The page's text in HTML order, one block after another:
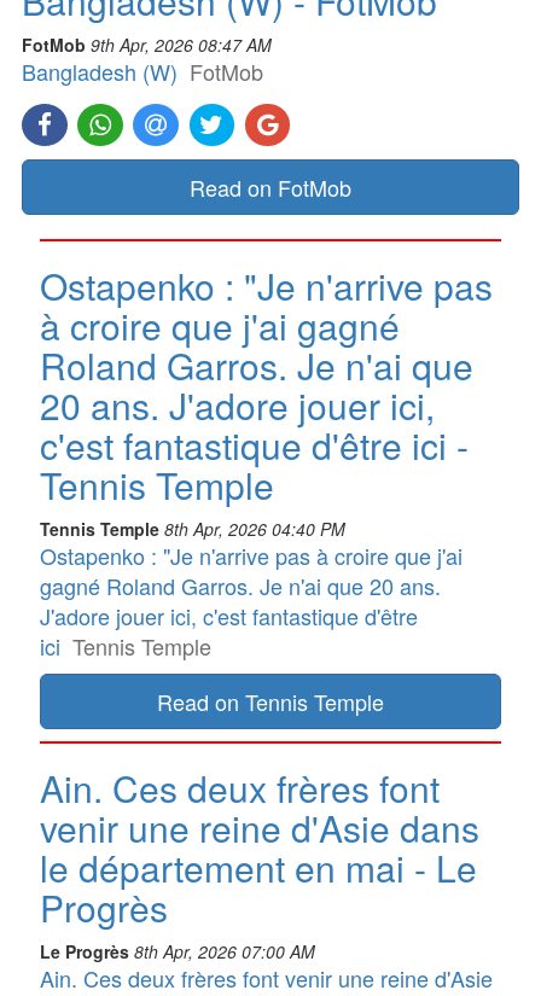
FotMob 9th Apr, 2026 08:47 AM
Bangladesh (W) FotMob
Read on FotMob
Ostapenko : "Je n'arrive pas
à croire que j'ai gagné
Roland Garros. Je n'ai que
20 ans. J'adore jouer ici,
c'est fantastique d'être ici -
Tennis Temple
Tennis Temple 8th Apr, 2026 04:40 PM
Ostapenko : "Je n'arrive pas à croire que j'ai
gagné Roland Garros. Je n'ai que 20 ans.
J'adore jouer ici, c'est fantastique d'être
ici Tennis Temple
Read on Tennis Temple
Ain. Ces deux frères font
venir une reine d'Asie dans
le département en mai - Le
Progrès
Le Progrès 8th Apr, 2026 07:00 AM
Ain. Ces deux frères font venir une reine d'Asie